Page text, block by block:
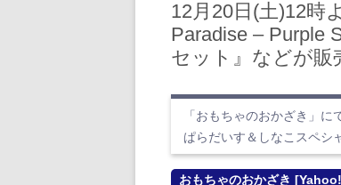
12月20日(土)12時
Paradise – Purple
セット』などが販
「おもちゃのおかざき」
ぱらだいす＆しなこスペシ
おもちゃのおかざき